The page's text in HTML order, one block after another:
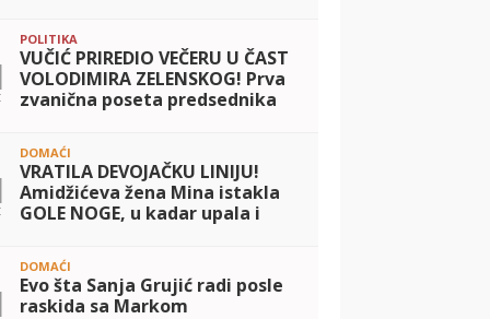
sporazuma
POLITIKA
VUČIĆ PRIREDIO VEČERU U ČAST
VOLODIMIRA ZELENSKOG! Prva
zvanična poseta predsednika
razgovarala o saradnji dve
zemlje
DOMAĆI
VRATILA DEVOJAČKU LINIJU!
Amidžićeva žena Mina istakla
GOLE NOGE, u kadar upala i
bikiniju... (FOTO)
DOMAĆI
Evo šta Sanja Grujić radi posle
raskida sa Markom